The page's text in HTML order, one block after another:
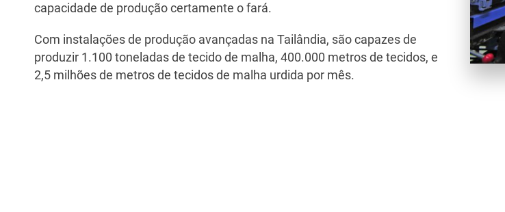
capacidade de produção certamente o fará.
Com instalações de produção avançadas na Tailândia, são capazes de
produzir 1.100 toneladas de tecido de malha, 400.000 metros de tecidos, e
2,5 milhões de metros de tecidos de malha urdida por mês.